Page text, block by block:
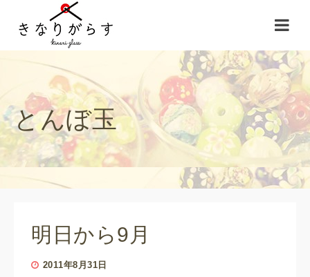
とんぼ玉
明日から9月
2011年8月31日